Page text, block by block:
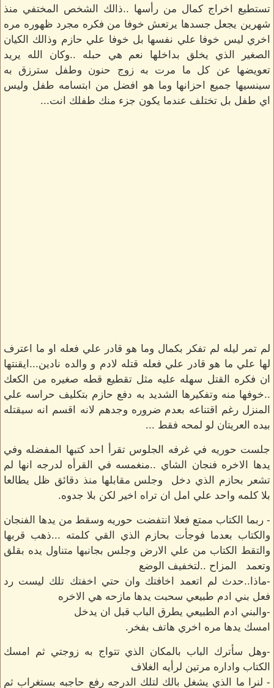
تستطيع اخراج كمال من رأسها ..ذالك الشخص المختفي منذ
شهرين يجعل جسدها يرتعش خوفا من فكره مجرد ظهوره مره
اخري ليس خوفا علي نفسها بل خوفا علي حازم وذالك الكيان
الصغير الذي يخلق بداخلها نعم هي حبله ..وكان الله يريد
تعويضها عن كل ما مرت به زوج حنون وطفل سترزق به
سينسيها جميع احزانها وما هو افضل من ابتسامه طفل وليس
اي طفل بل تختلف عندما يكون جزء منك طفلك انت...
لم تمر ليله لم تفكر بكمال وما هو قادر علي فعله او ما اعترف
لها علي ما هو قادر علي فعله قتله لادم و والده نادين...ايقنتها
ان فكره القتل سهله عليه مثل تقطيع قطه صغيره من الكعك
..خوفها منه وتفكيرها الشديد به دفع حازم بتكليف حراسه علي
المنزل رغم اقتناعه بعدم ضروره وجدهم لانه اقسم انه سيقتله
بيده العريتان لو لمحه فقط ...
جلست حوريه في غرفه الجلوس تقرأ احد كتبها المفضله وفي
يدها الاخره فنجان الشاي ..منغمسه في القرأه لدرجه انها لم
تشعر بحازم الذي دخل وجلس مقابلها منذ دقائق ظل يطالعا
بلا كلمه واحد علي امل ان تراه اخير لكن بلا جدوه.
- ربما الكتاب ممتع فعلا انتفضت حوريه وسقط من يدها الفنجان
والكتاب بعدما فوجأت بحازم الذي القي كلمته ...ذهب قربها
والتقط الكتاب من علي الارض وجلس بجانبها متناول يده بقلق
وتعمد المزاح ..لتخفيف الوضع
-ماذا..حدث لم اتعمد اخافتك وان حتي اخفتك تلك ليست رد
فعل بني ادم طبيعي سحبت يدها مازحه هي الاخره
-والبني ادم الطبيعي يطرق الباب قبل ان يدخل
امسك يدها مره اخري هاتف بفخر.
-وهل سأترك الباب بالمكان الذي تتواج به زوجتي ثم امسك
الكتاب واداره مرتين لرأيه الغلاف
- لنرا ما الذي يشغل بالك لتلك الدرجه رفع حاجبه بستغراب ثم